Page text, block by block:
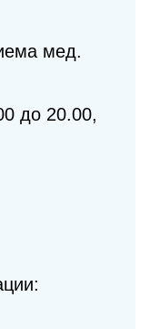
мед.
до 20.00,